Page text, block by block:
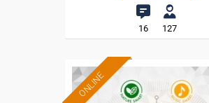
16 127
ONLINE